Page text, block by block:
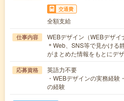
交通費
全額支給
仕事内容
WEBデザイン（WEBデザイ
＊Web、SNS等で見かける
がまとめた情報をもとにデ
応募資格
英語力不要
・WEBデザインの実務経
の経験